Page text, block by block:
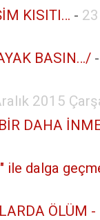
KISITI… -
BASIN…/
2015
DAHA
ile dalga
ÖLÜM